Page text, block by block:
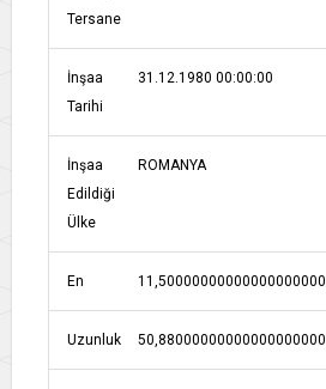
Tersane
İnşaa
Tarihi
31.12.1980 00:00:00
İnşaa
Edildiği
Ülke
ROMANYA
En 11,50000000000000000000
Uzunluk 50,88000000000000000000